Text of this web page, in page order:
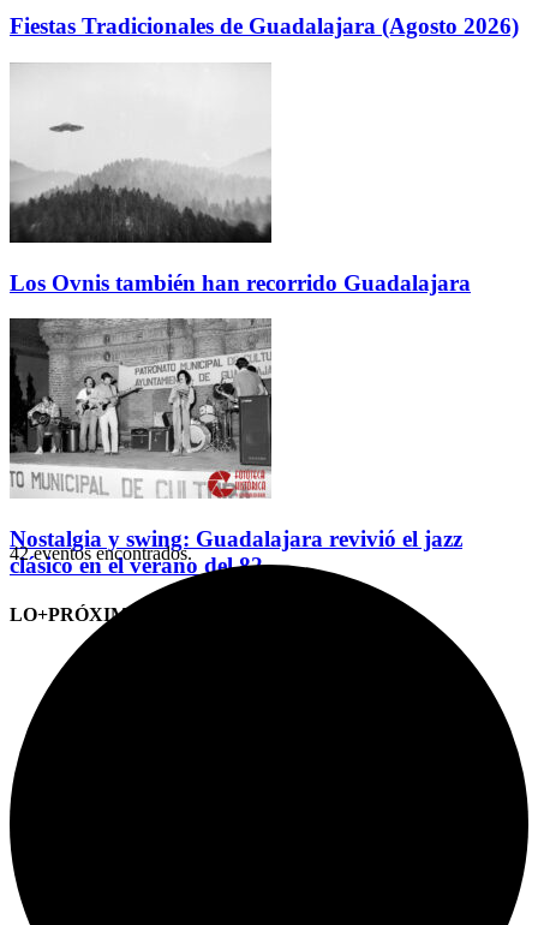
Fiestas Tradicionales de Guadalajara (Agosto 2026)
Los Ovnis también han recorrido Guadalajara
Nostalgia y swing: Guadalajara revivió el jazz
clásico en el verano del 82
LO+PRÓXIMO (CITAS)
42 eventos encontrados.